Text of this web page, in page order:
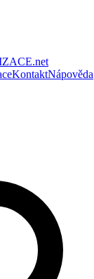
.net
KontaktNápověda